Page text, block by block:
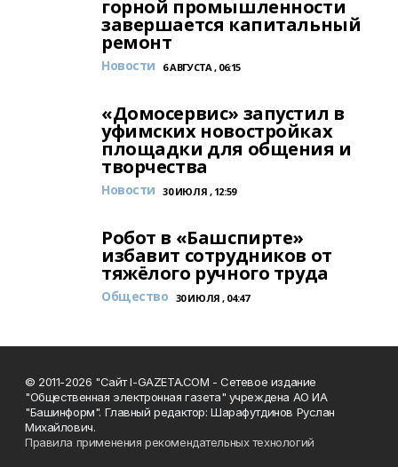
горной промышленности
завершается капитальный
ремонт
Новости 6 АВГУСТА , 06:15
«Домосервис» запустил в
уфимских новостройках
площадки для общения и
творчества
Новости 30 ИЮЛЯ , 12:59
Робот в «Башспирте»
избавит сотрудников от
тяжёлого ручного труда
Общество 30 ИЮЛЯ , 04:47
© 2011-2026 "Сайт I-GAZETA.COM - Сетевое издание
"Общественная электронная газета" учреждена АО ИА
"Башинформ". Главный редактор: Шарафутдинов Руслан
Михайлович.
Правила применения рекомендательных технологий